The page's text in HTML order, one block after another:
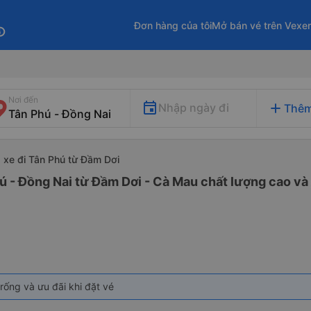
Đơn hàng của tôiMở bán vé trên
Nơi đến
Nhập ngày đi add
xe đi Tân Phú từ Đầm Dơi
- Đồng Nai từ Đầm Dơi - Cà Mau chất lượng cao
và ưu đãi khi đặt vé